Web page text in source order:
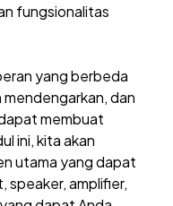
fungsionalitas
yang berbeda
dan
membuat
ini, kita akan
utama yang dapat
speaker, amplifier,